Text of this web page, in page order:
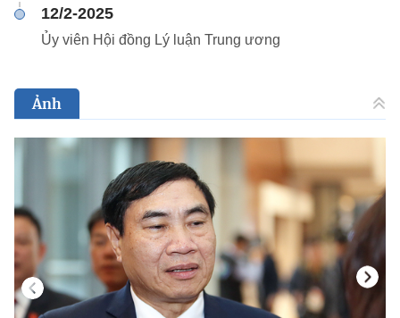
12/2-2025
Ủy viên Hội đồng Lý luận Trung ương
Ảnh